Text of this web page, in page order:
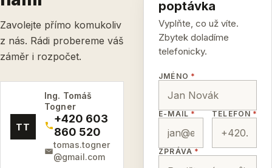
Zavolejte přímo komukoliv
z nás. Rádi probereme váš
záměr i rozpočet.
TT
Ing. Tomáš
Togner
+420 603
860 520
tomas.togner
@gmail.com
poptávka
Vyplňte, co už víte.
Zbytek doladíme
telefonicky.
JMÉNO *
E-MAIL * TELEFON *
ZPRÁVA *